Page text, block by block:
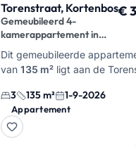
Torenstraat, Kortenbos
Gemeubileerd 4-
kamerappartement in
Kortenbos
€
Dit gemeubileerde
van 135 m² ligt aan de
slaapkamers,2 badkamers
energielabelA. Je woon…
3 135 m² 1-9-2026
Appartement